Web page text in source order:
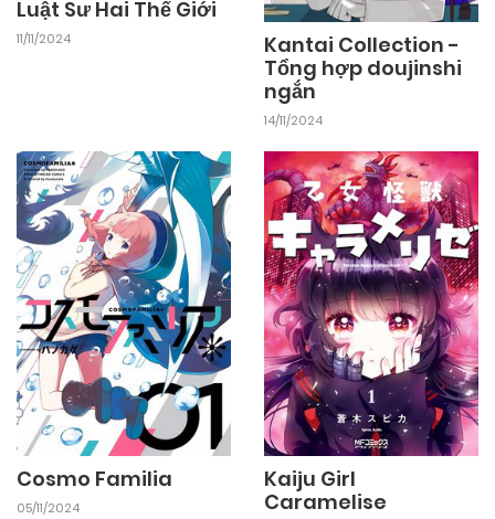
Luật Sư Hai Thế Giới
11/11/2024
Kantai Collection -
Tổng hợp doujinshi
ngắn
14/11/2024
Cosmo Familia
05/11/2024
Kaiju Girl
Caramelise